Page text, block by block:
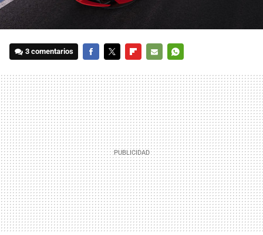
3 comentarios
MAIL